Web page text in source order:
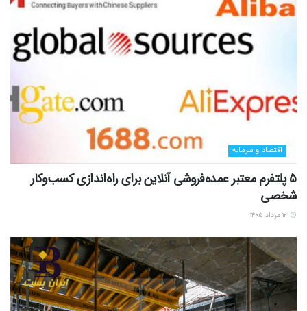
اقتصاد و سرمایه
5 پلتفرم معتبر عمده‌فروشی آنلاین برای راه‌اندازی کسب‌وکار
شخصی